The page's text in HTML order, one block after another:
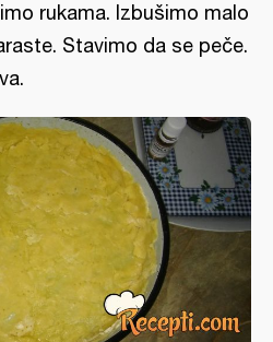
rukama. Izbušimo malo
Stavimo da se peče.